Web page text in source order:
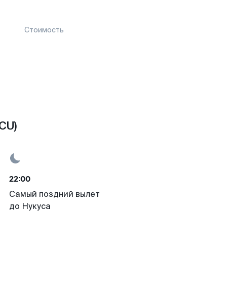
Стоимость
22:00
Самый поздний вылет
до Нукуса